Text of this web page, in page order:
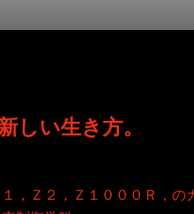
しい生き方。
Ｚ２，Ｚ１０００Ｒ，の